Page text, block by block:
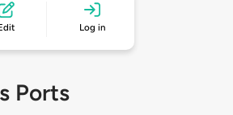
Log in
Ports